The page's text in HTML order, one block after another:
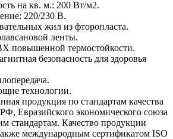
на кв. м.: 200 Вт/м2.
220/230 В.
жил из фторопласта.
ленты.
повышенной термостойкости.
безопасность для здоровья
технологии.
продукция по стандартам качества
Евразийского экономического союза
стандартам. Качество продукции
международным сертификатом ISO